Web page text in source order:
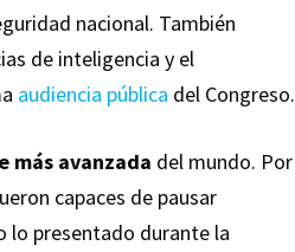
nacional. También
de inteligencia y el
audiencia pública del Congreso.
más avanzada del mundo. Por
capaces de pausar
presentado durante la